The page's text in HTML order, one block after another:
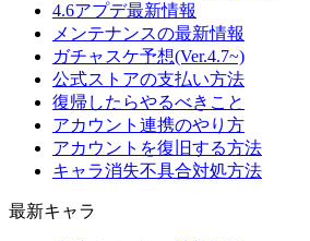
4.6アプデ最新情報
メンテナンスの最新情報
ガチャスケ予想(Ver.4.7~)
公式ストアの支払い方法
復帰したらやるべきこと
アカウント連携のやり方
アカウントを復旧する方法
キャラ消失不具合対処方法
最新キャラ